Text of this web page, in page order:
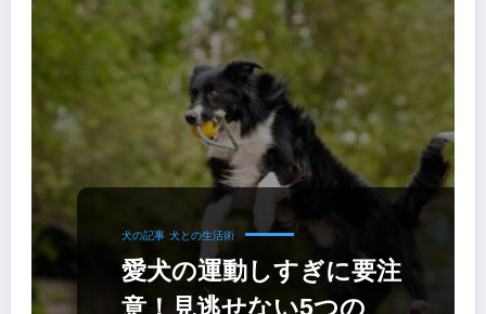
犬の記事 犬との生活術
愛犬の運動しすぎに要注
意！見逃せない5つの